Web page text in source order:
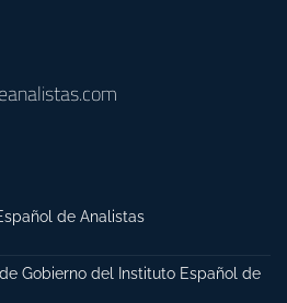
de Analistas
Gobierno del Instituto Español de